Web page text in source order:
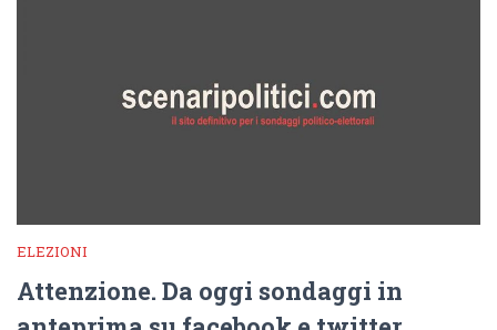
ELEZIONI
Attenzione. Da oggi sondaggi in